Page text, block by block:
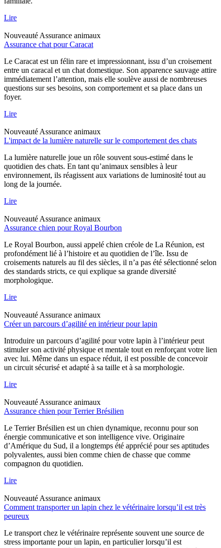
Lire
Nouveauté Assurance animaux
Assurance chat pour Caracat
Le Caracat est un félin rare et impressionnant, issu d’un croisement
entre un caracal et un chat domestique. Son apparence sauvage attire
immédiatement l’attention, mais elle soulève aussi de nombreuses
questions sur ses besoins, son comportement et sa place dans un
foyer.
Lire
Nouveauté Assurance animaux
L'impact de la lumière naturelle sur le comportement des chats
La lumière naturelle joue un rôle souvent sous-estimé dans le
quotidien des chats. En tant qu’animaux sensibles à leur
environnement, ils réagissent aux variations de luminosité tout au
long de la journée.
Lire
Nouveauté Assurance animaux
Assurance chien pour Royal Bourbon
Le Royal Bourbon, aussi appelé chien créole de La Réunion, est
profondément lié à l’histoire et au quotidien de l’île. Issu de
croisements naturels au fil des siècles, il n’a pas été sélectionné selon
des standards stricts, ce qui explique sa grande diversité
morphologique.
Lire
Nouveauté Assurance animaux
Créer un parcours d’agilité en intérieur pour lapin
Introduire un parcours d’agilité pour votre lapin à l’intérieur peut
stimuler son activité physique et mentale tout en renforçant votre lien
avec lui. Même dans un espace réduit, il est possible de concevoir
un circuit sécurisé et adapté à sa taille et à sa morphologie.
Lire
Nouveauté Assurance animaux
Assurance chien pour Terrier Brésilien
Le Terrier Brésilien est un chien dynamique, reconnu pour son
énergie communicative et son intelligence vive. Originaire
d’Amérique du Sud, il a longtemps été apprécié pour ses aptitudes
polyvalentes, aussi bien comme chien de chasse que comme
compagnon du quotidien.
Lire
Nouveauté Assurance animaux
Comment transporter un lapin chez le vétérinaire lorsqu’il est très
peureux
Le transport chez le vétérinaire représente souvent une source de
stress importante pour un lapin, en particulier lorsqu’il est